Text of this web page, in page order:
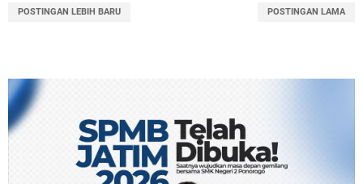
POSTINGAN LEBIH BARU POSTINGAN LAMA